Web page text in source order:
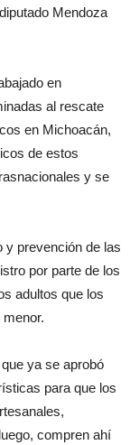
Mendoza
en
al rescate
en Michoacán,
de estos
y se
y prevención de las
por parte de los
adultos que los
ya se aprobó
para que los
compren ahí